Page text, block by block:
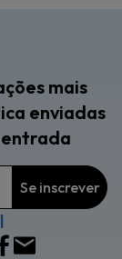
mais
enviadas